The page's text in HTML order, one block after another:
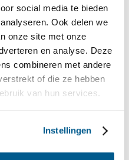
social media te bieden
Ook delen we
onze site met onze
en analyse. Deze
combineren met andere
of die ze hebben
van hun services.
Instellingen